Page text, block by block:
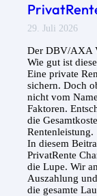
29. Juli 2026
Der DBV/AXA
Wie gut ist
Eine private
sichern. Doch
nicht vom
Faktoren.
die
Rentenleistung.
In diesem
PrivatRente
die Lupe. Wir
Auszahlung
die gesamte